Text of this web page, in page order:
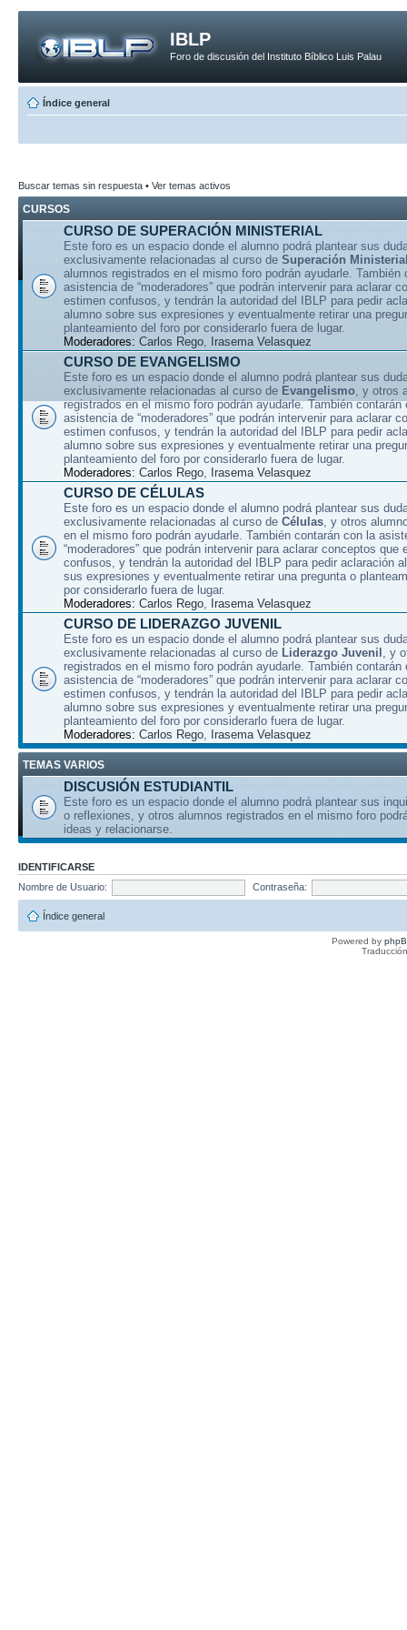
IBLP
Foro de discusión del Instituto Bíblico Luis Palau
Índice general
Buscar temas sin respuesta • Ver temas activos
CURSOS
CURSO DE SUPERACIÓN MINISTERIAL
Este foro es un espacio donde el alumno podrá plantear sus
exclusivamente relacionadas al curso de Superación
alumnos registrados en el mismo foro podrán ayudarle. También
asistencia de “moderadores” que podrán intervenir para aclarar
estimen confusos, y tendrán la autoridad del IBLP para pedir
alumno sobre sus expresiones y eventualmente retirar una
planteamiento del foro por considerarlo fuera de lugar.
Moderadores: Carlos Rego, Irasema Velasquez
CURSO DE EVANGELISMO
Este foro es un espacio donde el alumno podrá plantear sus
exclusivamente relacionadas al curso de Evangelismo, y otros
registrados en el mismo foro podrán ayudarle. También contarán
asistencia de “moderadores” que podrán intervenir para aclarar
estimen confusos, y tendrán la autoridad del IBLP para pedir
alumno sobre sus expresiones y eventualmente retirar una
planteamiento del foro por considerarlo fuera de lugar.
Moderadores: Carlos Rego, Irasema Velasquez
CURSO DE CÉLULAS
Este foro es un espacio donde el alumno podrá plantear sus
exclusivamente relacionadas al curso de Células, y otros
en el mismo foro podrán ayudarle. También contarán con la
“moderadores” que podrán intervenir para aclarar conceptos que
confusos, y tendrán la autoridad del IBLP para pedir aclaración
sus expresiones y eventualmente retirar una pregunta o
por considerarlo fuera de lugar.
Moderadores: Carlos Rego, Irasema Velasquez
CURSO DE LIDERAZGO JUVENIL
Este foro es un espacio donde el alumno podrá plantear sus
exclusivamente relacionadas al curso de Liderazgo Juvenil , y
registrados en el mismo foro podrán ayudarle. También contarán
asistencia de “moderadores” que podrán intervenir para aclarar
estimen confusos, y tendrán la autoridad del IBLP para pedir
alumno sobre sus expresiones y eventualmente retirar una
planteamiento del foro por considerarlo fuera de lugar.
Moderadores: Carlos Rego, Irasema Velasquez
TEMAS VARIOS
DISCUSIÓN ESTUDIANTIL
Este foro es un espacio donde el alumno podrá plantear sus
o reflexiones, y otros alumnos registrados en el mismo foro
ideas y relacionarse.
IDENTIFICARSE
Nombre de Usuario:
Contraseña:
Índice general
Powered by